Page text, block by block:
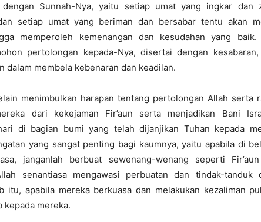
Sunnah-Nya, yaitu setiap umat yang ingkar dan
setiap umat yang beriman dan bersabar tentu akan
memperoleh kemenangan dan kesudahan yang
pertolongan kepada-Nya, disertai dengan kesabaran,
dalam membela kebenaran dan keadilan.
menimbulkan harapan tentang pertolongan Allah serta
dari kekejaman Fir’aun serta menjadikan Bani
di bagian bumi yang telah dijanjikan Tuhan kepada
yang sangat penting bagi kaumnya, yaitu apabila di
janganlah berbuat sewenang-wenang seperti
senantiasa mengawasi perbuatan dan tindak-tanduk
itu, apabila mereka berkuasa dan melakukan kezaliman
kepada mereka.